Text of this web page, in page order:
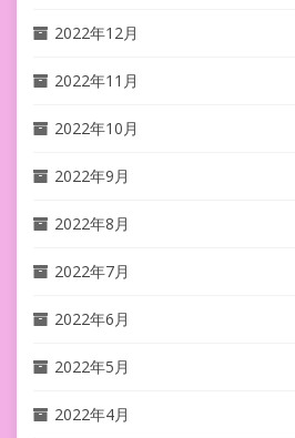
2022年12月
2022年11月
2022年10月
2022年9月
2022年8月
2022年7月
2022年6月
2022年5月
2022年4月